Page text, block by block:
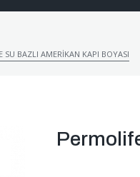
SU BAZLI AMERIKAN KAPI BOYASI